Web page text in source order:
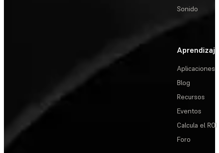
Sonido
Aprendizaje
Aplicaciones
Blog
Recursos
Eventos
Calcula el ROI
Foro